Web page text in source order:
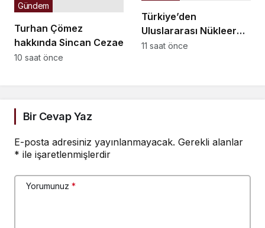
Turhan Çömez
hakkında Sincan Cezaevi’nde
isyan çıktığı yönündeki
Gündem
10 saat önce
Türkiye’den
Uluslararası Nükleer
Bilim Olimpiyatı’nda 1
11 saat önce
Bir Cevap Yaz
E-posta adresiniz yayınlanmayacak. Gerekli alanlar
* ile işaretlenmişlerdir
Yorumunuz *